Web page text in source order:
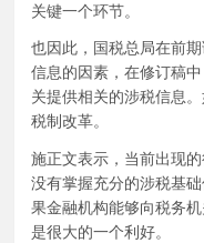
关键一个环节。
也因此，国税总局在前
信息的因素，在修订稿
关提供相关的涉税信息。
税制改革。
施正文表示，当前出现
没有掌握充分的涉税基
果金融机构能够向税务
是很大的一个利好。